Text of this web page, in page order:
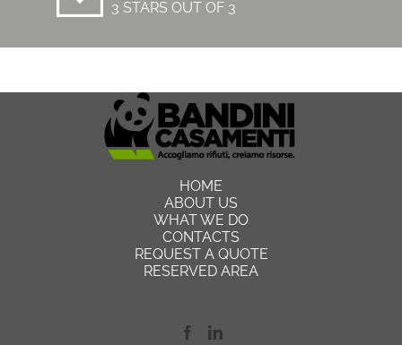
3 STARS OUT OF 3
HOME
ABOUT US
WHAT WE DO
CONTACTS
REQUEST A QUOTE
RESERVED AREA